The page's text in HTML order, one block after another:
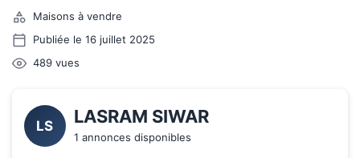
Maisons à vendre
Publiée le 16 juillet 2025
489 vues
LS LASRAM SIWAR
1 annonces disponibles